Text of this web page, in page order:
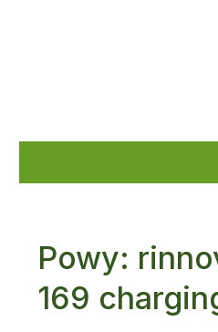
Powy:
169